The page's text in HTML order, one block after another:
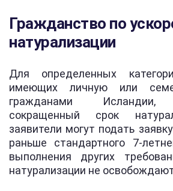
Гражданство по
натурализации
Для определенных
имеющих личную или
гражданами Исландии,
сокращенный срок
заявители могут подать
раньше стандартного 7-
выполнения других
натурализации не